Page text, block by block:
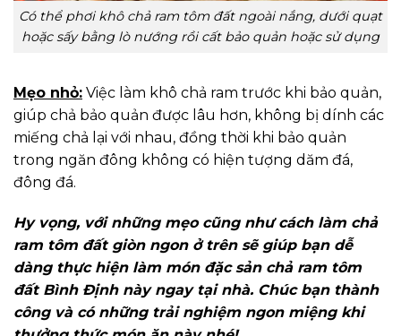
Có thể phơi khô chả ram tôm đất ngoài nắng, dưới quạt
hoặc sấy bằng lò nướng rồi cất bảo quản hoặc sử dụng
Mẹo nhỏ: Việc làm khô chả ram trước khi bảo quản,
giúp chả bảo quản được lâu hơn, không bị dính các
miếng chả lại với nhau, đồng thời khi bảo quản
trong ngăn đông không có hiện tượng dăm đá,
đông đá.
Hy vọng, với những mẹo cũng như cách làm chả
ram tôm đất giòn ngon ở trên sẽ giúp bạn dễ
dàng thực hiện làm món đặc sản chả ram tôm
đất Bình Định này ngay tại nhà. Chúc bạn thành
công và có những trải nghiệm ngon miệng khi